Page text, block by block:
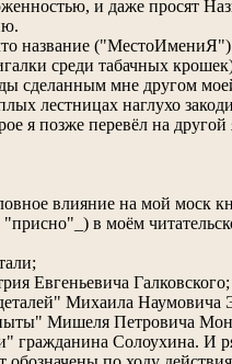
и даже просят
название ("МестоИмениЯ")
среди табачных
сделанным мне другом
лестницах наглухо
я позже перевёл на другой
влияние на мой моск
в моём
Евгеньевича
Михаила
Мишеля Петровича
гражданина Солоухина. И